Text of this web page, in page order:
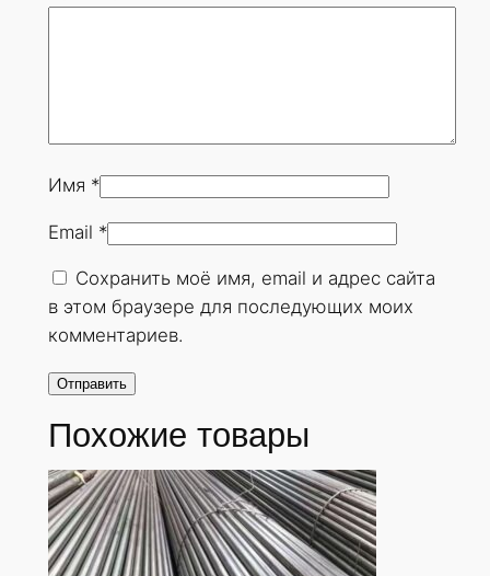
Имя *
Email *
Сохранить моё имя, email и адрес сайта
в этом браузере для последующих моих
комментариев.
Похожие товары